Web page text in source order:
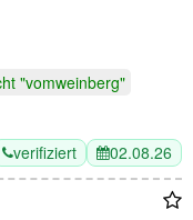
"vomweinberg"
verifiziert 02.08.26